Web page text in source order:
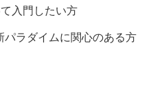
入門したい方
ラダイムに関心のある方